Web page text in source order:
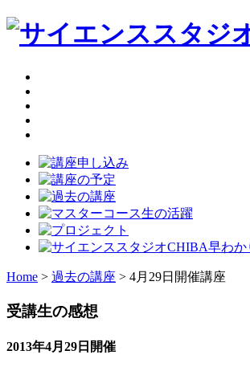
Home > 過去の講座 > 4月29日開催講座
受講生の感想
2013年4月29日開催